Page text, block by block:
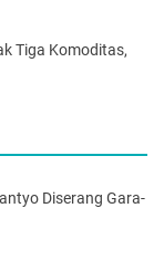
Tiga Komoditas,
Diserang Gara-